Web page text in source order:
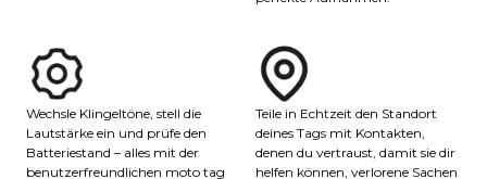
Wechsle Klingeltöne, stell die
Lautstärke ein und prüfe den
Batteriestand – alles mit der
benutzerfreundlichen moto tag
Teile in Echtzeit den Standort
deines Tags mit Kontakten,
denen du vertraust, damit sie dir
helfen können, verlorene Sachen